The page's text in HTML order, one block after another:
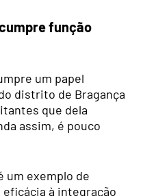
função
um papel
distrito de Bragança
que dela
assim, é pouco
um exemplo de
à integração